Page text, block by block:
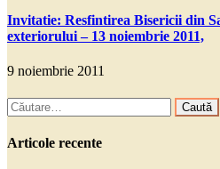
Invitatie: Resfintirea Bisericii din
exteriorului – 13 noiembrie 2011,
9 noiembrie 2011
Caută
după:
Articole recente